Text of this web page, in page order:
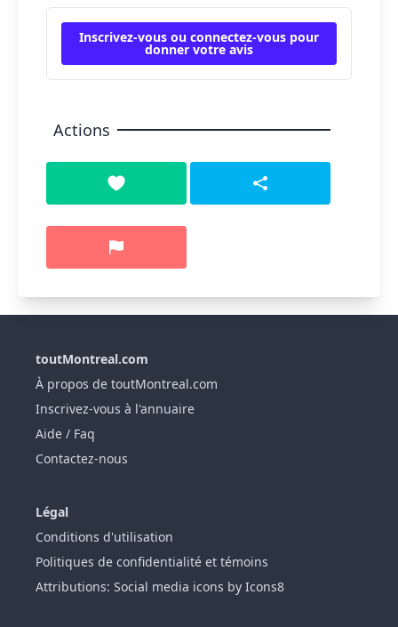
Inscrivez-vous ou connectez-vous pour
donner votre avis
Actions
toutMontreal.com
À propos de toutMontreal.com
Inscrivez-vous à l'annuaire
Aide / Faq
Contactez-nous
Légal
Conditions d'utilisation
Politiques de confidentialité et témoins
Attributions: Social media icons by Icons8